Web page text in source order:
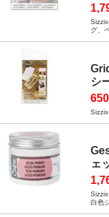
グ、
シ
ェ
白色